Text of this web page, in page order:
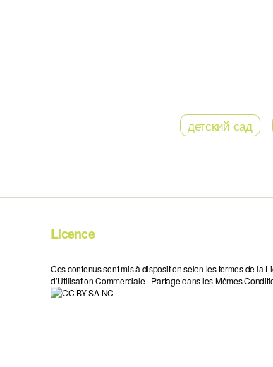
детский сад
Licence
Ces contenus sont mis à disposition selon les termes de la
d’Utilisation Commerciale - Partage dans les Mêmes